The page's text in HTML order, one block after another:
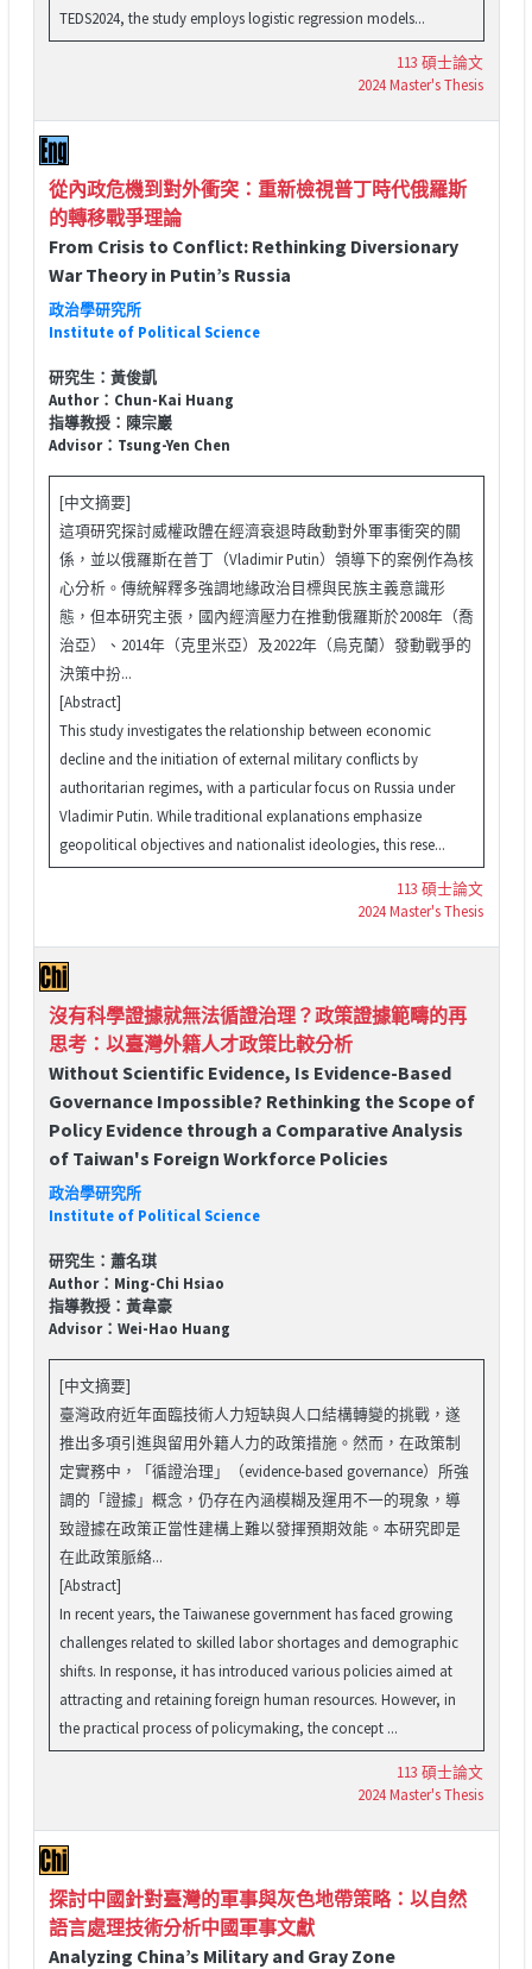
TEDS2024, the study employs logistic regression models...
113 碩士論文
2024 Master's Thesis
從內政危機到對外衝突：重新檢視普丁時代俄羅斯
的轉移戰爭理論
From Crisis to Conflict: Rethinking Diversionary
War Theory in Putin’s Russia
政治學研究所
Institute of Political Science
研究生：黃俊凱
Author：Chun-Kai Huang
指導教授：陳宗巖
Advisor：Tsung-Yen Chen
[中文摘要]
這項研究探討威權政體在經濟衰退時啟動對外軍事衝突的關
係，並以俄羅斯在普丁（Vladimir Putin）領導下的案例作為核
心分析。傳統解釋多強調地緣政治目標與民族主義意識形
態，但本研究主張，國內經濟壓力在推動俄羅斯於2008年（喬
治亞）、2014年（克里米亞）及2022年（烏克蘭）發動戰爭的
決策中扮...
[Abstract]
This study investigates the relationship between economic
decline and the initiation of external military conflicts by
authoritarian regimes, with a particular focus on Russia under
Vladimir Putin. While traditional explanations emphasize
geopolitical objectives and nationalist ideologies, this rese...
113 碩士論文
2024 Master's Thesis
沒有科學證據就無法循證治理？政策證據範疇的再
思考：以臺灣外籍人才政策比較分析
Without Scientific Evidence, Is Evidence-Based
Governance Impossible? Rethinking the Scope of
Policy Evidence through a Comparative Analysis
of Taiwan's Foreign Workforce Policies
政治學研究所
Institute of Political Science
研究生：蕭名琪
Author：Ming-Chi Hsiao
指導教授：黃韋豪
Advisor：Wei-Hao Huang
[中文摘要]
臺灣政府近年面臨技術人力短缺與人口結構轉變的挑戰，遂
推出多項引進與留用外籍人力的政策措施。然而，在政策制
定實務中，「循證治理」（evidence-based governance）所強
調的「證據」概念，仍存在內涵模糊及運用不一的現象，導
致證據在政策正當性建構上難以發揮預期效能。本研究即是
在此政策脈絡...
[Abstract]
In recent years, the Taiwanese government has faced growing
challenges related to skilled labor shortages and demographic
shifts. In response, it has introduced various policies aimed at
attracting and retaining foreign human resources. However, in
the practical process of policymaking, the concept ...
113 碩士論文
2024 Master's Thesis
探討中國針對臺灣的軍事與灰色地帶策略：以自然
語言處理技術分析中國軍事文獻
Analyzing China’s Military and Gray Zone